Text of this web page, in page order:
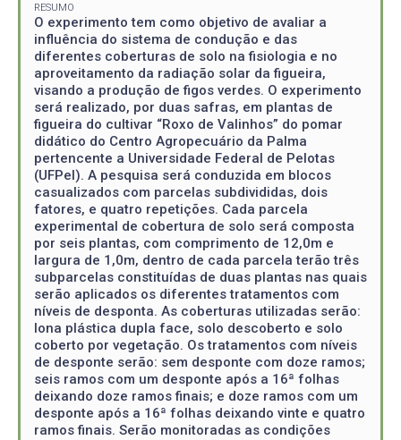
RESUMO
O experimento tem como objetivo de avaliar a
influência do sistema de condução e das
diferentes coberturas de solo na fisiologia e no
aproveitamento da radiação solar da figueira,
visando a produção de figos verdes. O experimento
será realizado, por duas safras, em plantas de
figueira do cultivar “Roxo de Valinhos” do pomar
didático do Centro Agropecuário da Palma
pertencente a Universidade Federal de Pelotas
(UFPel). A pesquisa será conduzida em blocos
casualizados com parcelas subdivididas, dois
fatores, e quatro repetições. Cada parcela
experimental de cobertura de solo será composta
por seis plantas, com comprimento de 12,0m e
largura de 1,0m, dentro de cada parcela terão três
subparcelas constituídas de duas plantas nas quais
serão aplicados os diferentes tratamentos com
níveis de desponta. As coberturas utilizadas serão:
lona plástica dupla face, solo descoberto e solo
coberto por vegetação. Os tratamentos com níveis
de desponte serão: sem desponte com doze ramos;
seis ramos com um desponte após a 16ª folhas
deixando doze ramos finais; e doze ramos com um
desponte após a 16ª folhas deixando vinte e quatro
ramos finais. Serão monitoradas as condições